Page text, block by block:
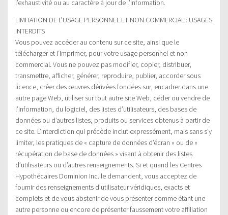
l’exhaustivité ou au caractère à jour de l’information.
LIMITATION DE L’USAGE PERSONNEL ET NON COMMERCIAL : USAGES
INTERDITS
Vous pouvez accéder au contenu sur ce site, ainsi que le
télécharger et l’imprimer, pour votre usage personnel et non
commercial. Vous ne pouvez pas modifier, copier, distribuer,
transmettre, afficher, générer, reproduire, publier, accorder sous
licence, créer des œuvres dérivées fondées sur, encadrer dans une
autre page Web, utiliser sur tout autre site Web, céder ou vendre de
l’information, du logiciel, des listes d’utilisateurs, des bases de
données ou d’autres listes, produits ou services obtenus à partir de
ce site. L’interdiction qui précède inclut expressément, mais sans s’y
limiter, les pratiques de « capture de données d’écran » ou de «
récupération de base de données » visant à obtenir des listes
d’utilisateurs ou d’autres renseignements. Si et quand les Centres
Hypothécaires Dominion Inc. le demandent, vous acceptez de
fournir des renseignements d’utilisateur véridiques, exacts et
complets et de vous abstenir de vous présenter comme étant une
autre personne ou encore de présenter faussement votre affiliation